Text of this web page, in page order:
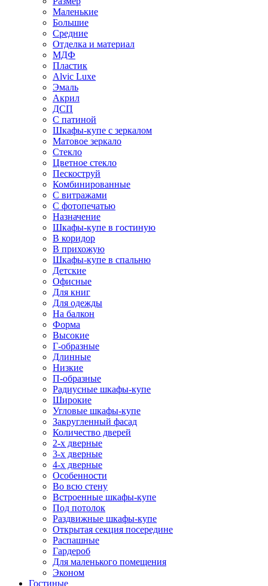
Маленькие
Большие
Средние
Отделка и материал
МДФ
Пластик
Alvic Luxe
Эмаль
Акрил
ДСП
С патиной
Шкафы-купе с зеркалом
Матовое зеркало
Стекло
Цветное стекло
Пескоструй
Комбинированные
С витражами
С фотопечатью
Назначение
Шкафы-купе в гостиную
В коридор
В прихожую
Шкафы-купе в спальню
Детские
Офисные
Для книг
Для одежды
На балкон
Форма
Высокие
Г-образные
Длинные
Низкие
П-образные
Радиусные шкафы-купе
Широкие
Угловые шкафы-купе
Закругленный фасад
Количество дверей
2-х дверные
3-х дверные
4-х дверные
Особенности
Во всю стену
Встроенные шкафы-купе
Под потолок
Раздвижные шкафы-купе
Открытая секция посередине
Распашные
Гардероб
Для маленького помещения
Эконом
Гостиные